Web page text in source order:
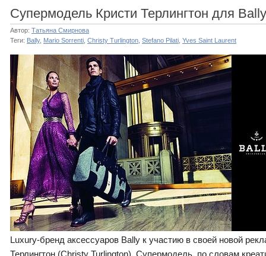
Супермодель Кристи Терлингтон для Bally
Автор: Татьяна Смирнова
Теги: Bally, Mario Sorrenti Christy Turlington Stefano Pilati Yves Saint Laurent
Luxury-бренд аксессуаров Bally к участию в своей новой
Терлингтон (Christy Turlington). Супермодель, по словам